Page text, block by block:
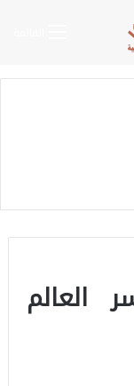
العالم